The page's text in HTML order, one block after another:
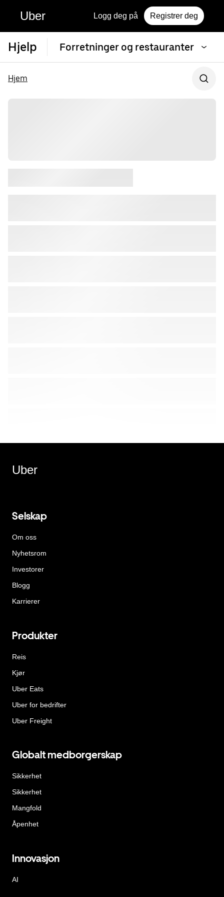
Uber Logg deg på Registrer deg
Hjelp Forretninger og restauranter
Hjem
Uber
Selskap
Om oss
Nyhetsrom
Investorer
Blogg
Karrierer
Produkter
Reis
Kjør
Uber Eats
Uber for bedrifter
Uber Freight
Globalt medborgerskap
Sikkerhet
Sikkerhet
Mangfold
Åpenhet
Innovasjon
AI